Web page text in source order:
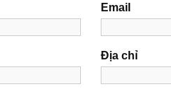
Email
Địa chỉ